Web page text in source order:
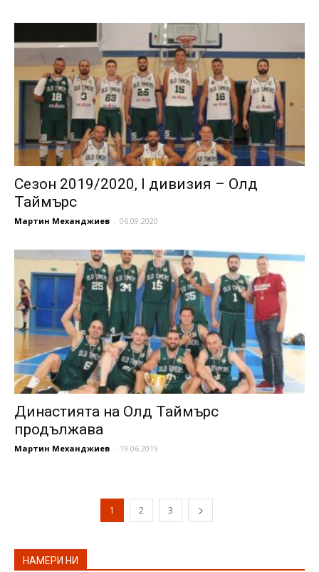
Сезон 2019/2020, I дивизия – Олд
Таймърс
Мартин Механджиев - 06.09.2020
Династията на Олд Таймърс
продължава
Мартин Механджиев - 19.06.2019
1 2 3
НАМЕРИ НИ